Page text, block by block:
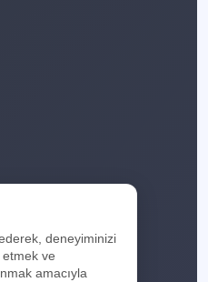
deneyiminizi
ve
amacıyla